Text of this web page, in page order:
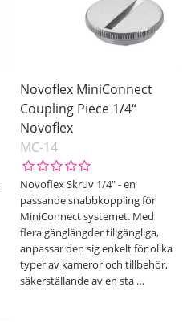
Novoflex MiniConnect
Coupling Piece 1/4“
Novoflex
MC-14
Novoflex Skruv 1/4" - en
passande snabbkoppling för
MiniConnect systemet. Med
flera gänglängder tillgängliga,
anpassar den sig enkelt för olika
typer av kameror och tillbehör,
säkerställande av en sta …